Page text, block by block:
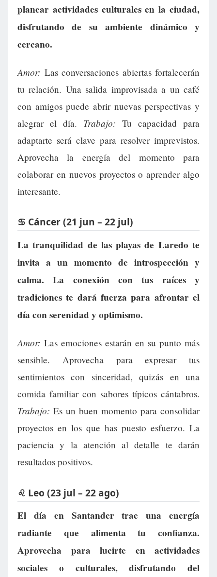
planear actividades culturales en la ciudad,
disfrutando de su ambiente dinámico y
cercano.
Amor: Las conversaciones abiertas fortalecerán
tu relación. Una salida improvisada a un café
con amigos puede abrir nuevas perspectivas y
alegrar el día. Trabajo: Tu capacidad para
adaptarte será clave para resolver imprevistos.
Aprovecha la energía del momento para
colaborar en nuevos proyectos o aprender algo
interesante.
♋ Cáncer (21 jun – 22 jul)
La tranquilidad de las playas de Laredo te
invita a un momento de introspección y
calma. La conexión con tus raíces y
tradiciones te dará fuerza para afrontar el
día con serenidad y optimismo.
Amor: Las emociones estarán en su punto más
sensible. Aprovecha para expresar tus
sentimientos con sinceridad, quizás en una
comida familiar con sabores típicos cántabros.
Trabajo: Es un buen momento para consolidar
proyectos en los que has puesto esfuerzo. La
paciencia y la atención al detalle te darán
resultados positivos.
♌ Leo (23 jul – 22 ago)
El día en Santander trae una energía
radiante que alimenta tu confianza.
Aprovecha para lucirte en actividades
sociales o culturales, disfrutando del